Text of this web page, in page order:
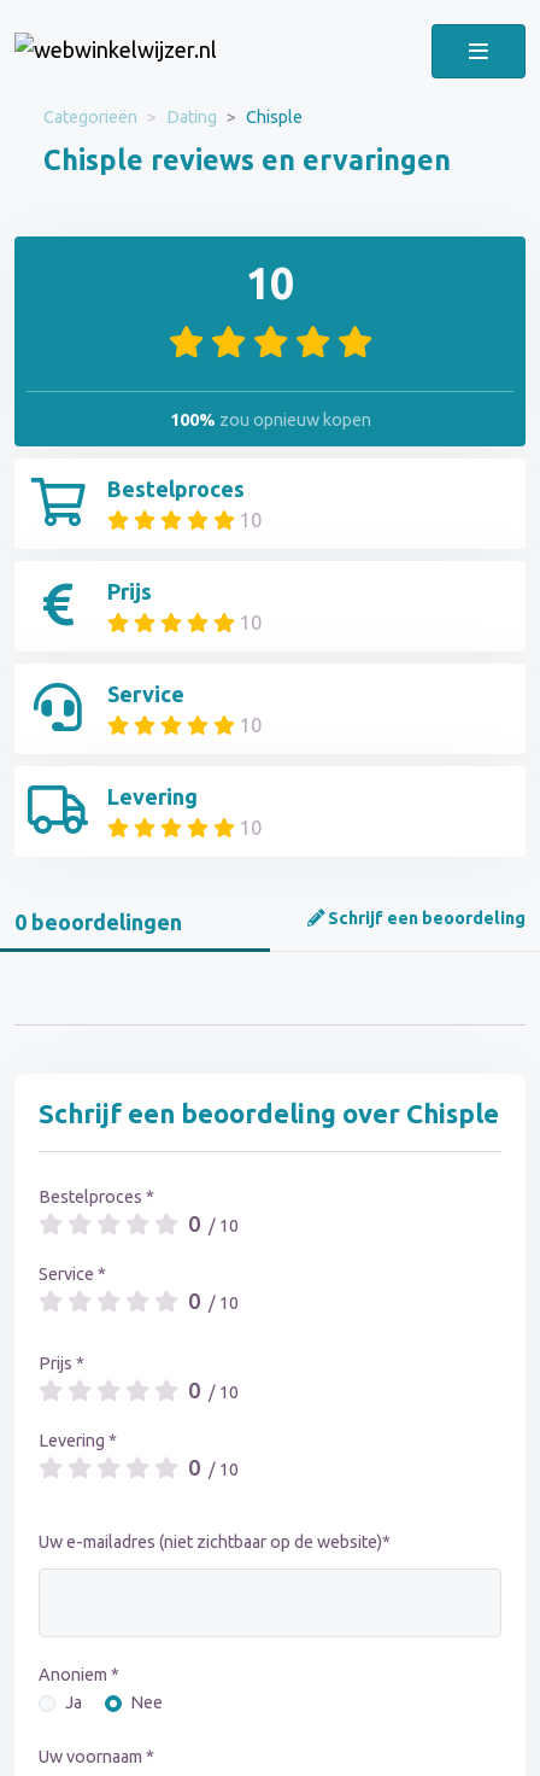
Categorieën Dating Chisple
Chisple reviews en ervaringen
Bestelproces
10
Prijs
10
Service
10
Levering
10
10
100% zou opnieuw kopen
0 beoordelingen Schrijf een beoordeling
Schrijf een beoordeling over Chisple
Bestelproces *
0 / 10
Service *
0 / 10
Prijs *
0 / 10
Levering *
0 / 10
Uw e-mailadres (niet zichtbaar op de website)*
Anoniem *
Ja
Nee
Uw voornaam *